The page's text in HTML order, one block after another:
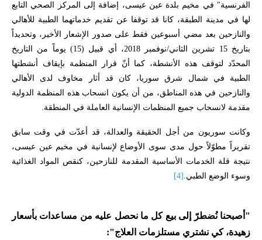
الفرنسية" في مخيم بلدة عين عيسى، إضافة إلى المركز الصحي التابع
لها في مدينة الطبقة، كانا قد توقفا عن تقديم خدماتهما الطبية للأهالي
والنازحين بعد مضي أسبوعين فقط على صدور الإشعار الأخير، وتحديداً
بتاريخ 15 تشرين الثاني/نوفمبر 2018، أي قبيل (15) يوماً من التاريخ
المحدّد لتوقف هذه الأنشطة، كما أنّ قرار المنظمة بإيقاف أنشطتها
الطبية في شمال شرق سوريا، كان قد أثار مخاوف لدى الأهالي
والنازحين في هذه المناطق، من أن يكون انسحاب هذه المنظمة الدولية
مقدمة لانسحاب جميع المنظمات الإنسانية العاملة في المنطقة.
وكانت سوريون من أجل الحقيقة والعدالة، قد أعدّت في وقت سابق
تقريراً مطوّلاً حول مدى سوى الأوضاع لإنسانية في مخيم عين عيسى،
نتيجة قلة الخدمات الأساسية المقدمة للنازحين، كنقص المواد الغذائية
وسوء الوضع الطبي. [4]
"أصبحنا نُضطرّ إلى بيع كل ما نحصل عليه من مساعدات بأسعار
زهيدة، كي نشتري مستلزمات العلاج":